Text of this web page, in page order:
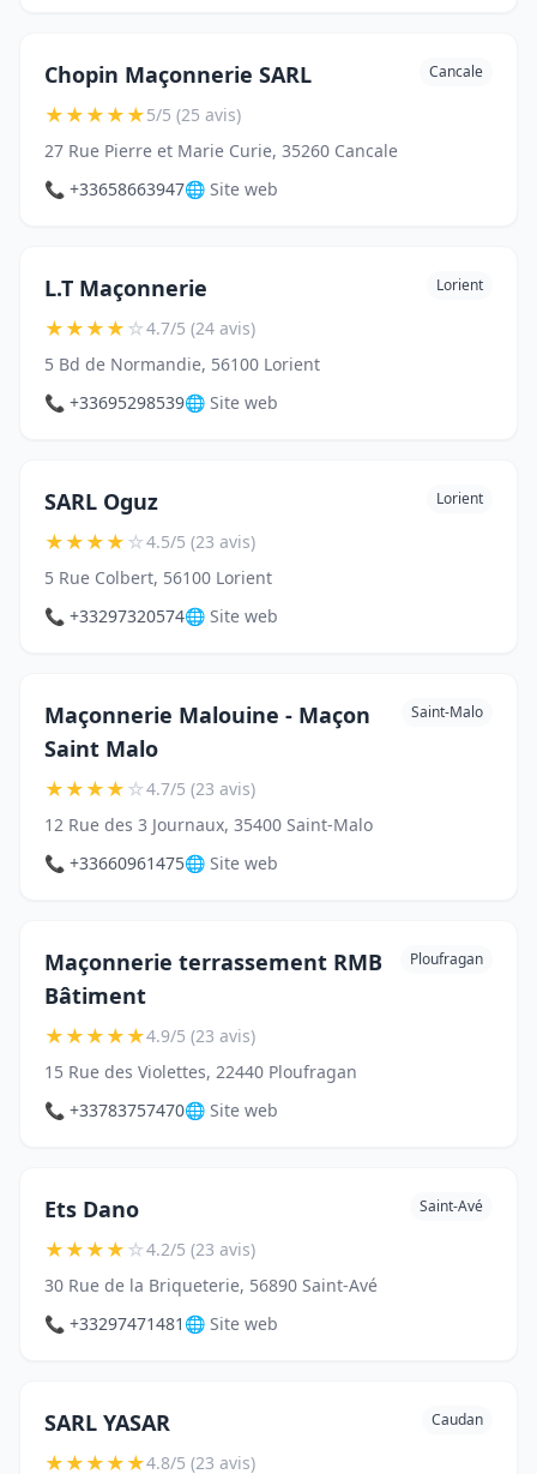
Chopin Maçonnerie SARL Cancale
★★★★★5/5 (25 avis)
27 Rue Pierre et Marie Curie, 35260 Cancale
📞 +33658663947🌐 Site web
L.T Maçonnerie Lorient
★★★★☆4.7/5 (24 avis)
5 Bd de Normandie, 56100 Lorient
📞 +33695298539🌐 Site web
SARL Oguz Lorient
★★★★☆4.5/5 (23 avis)
5 Rue Colbert, 56100 Lorient
📞 +33297320574🌐 Site web
Maçonnerie Malouine - Maçon
Saint Malo
Saint-Malo
★★★★☆4.7/5 (23 avis)
12 Rue des 3 Journaux, 35400 Saint-Malo
📞 +33660961475🌐 Site web
Maçonnerie terrassement RMB
Bâtiment
Ploufragan
★★★★★4.9/5 (23 avis)
15 Rue des Violettes, 22440 Ploufragan
📞 +33783757470🌐 Site web
Ets Dano Saint-Avé
★★★★☆4.2/5 (23 avis)
30 Rue de la Briqueterie, 56890 Saint-Avé
📞 +33297471481 🌐 Site web
SARL YASAR Caudan
★★★★★4.8/5 (23 avis)